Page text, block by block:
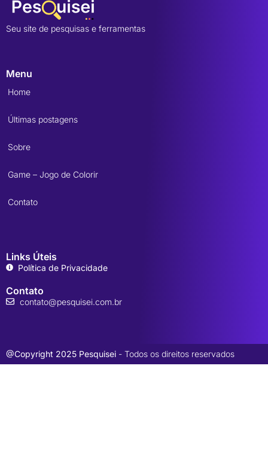
Seu site de pesquisas e ferramentas
Menu
Home
Últimas postagens
Sobre
Game – Jogo de Colorir
Contato
Links Úteis
Política de Privacidade
Contato
contato@pesquisei.com.br
@Copyright 2025 Pesquisei - Todos os direitos reservados